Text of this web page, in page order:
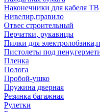
Наконечники для кабеля
Нивелир,правило
Отвес строительный
Перчатки, рукавицы
Пилки для
Пистолеты под
Пленка
Полога
Пробой-ушко
Пружина дверная
Резинка багажная
Рулетки